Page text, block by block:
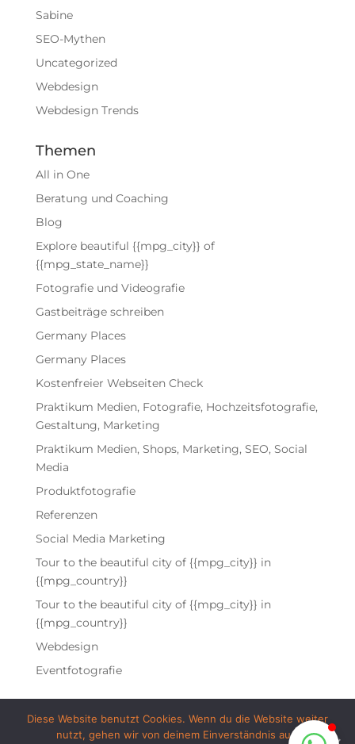
Sabine
SEO-Mythen
Uncategorized
Webdesign
Webdesign Trends
Themen
All in One
Beratung und Coaching
Blog
Explore beautiful {{mpg_city}} of
{{mpg_state_name}}
Fotografie und Videografie
Gastbeiträge schreiben
Germany Places
Germany Places
Kostenfreier Webseiten Check
Praktikum Medien, Fotografie, Hochzeitsfotografie,
Gestaltung, Marketing
Praktikum Medien, Shops, Marketing, SEO, Social
Media
Produktfotografie
Referenzen
Social Media Marketing
Tour to the beautiful city of {{mpg_city}} in
{{mpg_country}}
Tour to the beautiful city of {{mpg_city}} in
{{mpg_country}}
Webdesign
Eventfotografie
Diese Website benutzt Cookies. Wenn du die Website weiter
nutzt, gehen wir von deinem Einverständnis aus.
Tanja von Mediafuel